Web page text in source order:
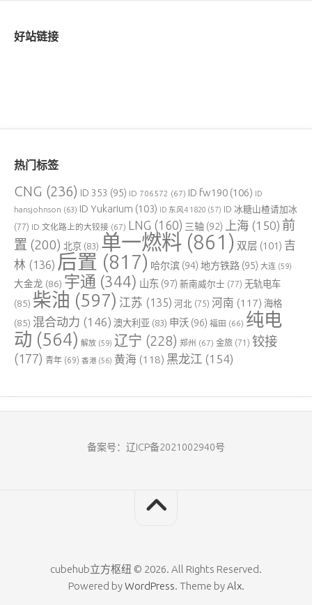
好站链接
热门标签
CNG (236) ID 353 (95) ID 706572 (67) ID fw190 (106) ID
hansjohnson (63) ID Yukarium (103) ID 东风4 1820 (57) ID 冰糖山楂请加冰
(77) ID 文化路上的大铰接 (67) LNG (160) 三轴 (92) 上海 (150) 前
置 (200) 北京 (83) 单一燃料 (861) 双层 (101) 吉
林 (136) 后置 (817) 哈尔滨 (94) 地方铁路 (95) 大连 (59)
大金龙 (86) 宇通 (344) 山东 (97) 新南威尔士 (77) 无轨电车
(85) 柴油 (597) 江苏 (135) 河北 (75) 河南 (117) 海格
(85) 混合动力 (146) 澳大利亚 (83) 申沃 (96) 福田 (66) 纯电
动 (564) 解放 (59) 辽宁 (228) 郑州 (67) 金旅 (71) 铰接
(177) 青年 (69) 香港 (56) 黄海 (118) 黑龙江 (154)
备案号：辽ICP备2021002940号
cubehub立方枢纽 © 2026. All Rights Reserved.
Powered byWordPress. Theme byAlx.